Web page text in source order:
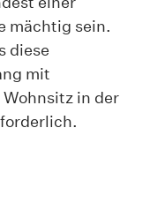
mächtig sein.
diese
mit
in der